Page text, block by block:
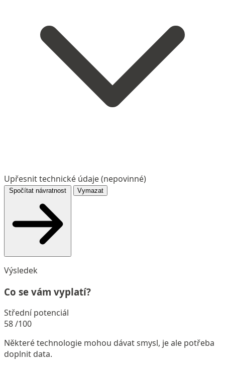
Upřesnit technické údaje (nepovinné)
Vymazat
Výsledek
Co se vám vyplatí?
Střední potenciál
58/100
Některé technologie mohou dávat smysl, je ale potřeba
doplnit data.